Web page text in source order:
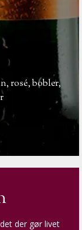
rosé, bobler,
der gør livet